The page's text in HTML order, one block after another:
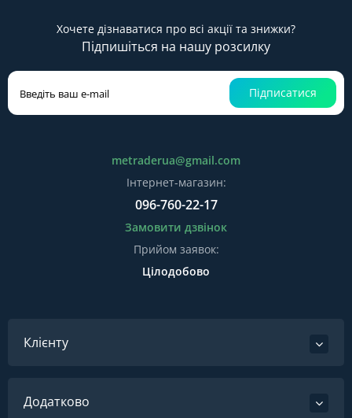
Хочете дізнаватися про всі акції та знижки?
Підпишіться на нашу розсилку
Підписатися
metraderua@gmail.com
Інтернет-магазин:
096-760-22-17
Замовити дзвінок
Прийом заявок:
Цілодобово
Клієнту
Додатково